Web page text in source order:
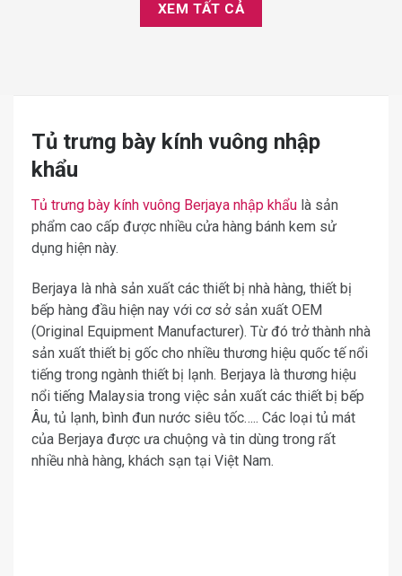
XEM TẤT CẢ
Tủ trưng bày kính vuông nhập
khẩu
Tủ trưng bày kính vuông Berjaya nhập khẩu là sản
phẩm cao cấp được nhiều cửa hàng bánh kem sử
dụng hiện này.
Berjaya là nhà sản xuất các thiết bị nhà hàng, thiết bị
bếp hàng đầu hiện nay với cơ sở sản xuất OEM
(Original Equipment Manufacturer). Từ đó trở thành nhà
sản xuất thiết bị gốc cho nhiều thương hiệu quốc tế nổi
tiếng trong ngành thiết bị lạnh. Berjaya là thương hiệu
nổi tiếng Malaysia trong việc sản xuất các thiết bị bếp
Âu, tủ lạnh, bình đun nước siêu tốc….. Các loại tủ mát
của Berjaya được ưa chuộng và tin dùng trong rất
nhiều nhà hàng, khách sạn tại Việt Nam.